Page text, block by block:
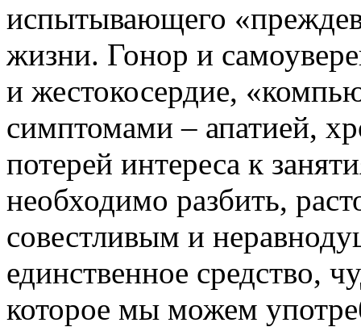
испытывающего
жизни. Гонор и
и жестокосердие,
симптомами – апатией,
потерей интереса к
необходимо разбить,
совестливым и
единственное средство,
которое мы можем